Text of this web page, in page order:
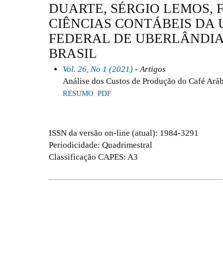
DUARTE, SÉRGIO LEMOS,
CIÊNCIAS CONTÁBEIS DA
FEDERAL DE
BRASIL
Vol. 26, No 1 (2021) - Artigos
Análise dos Custos de Produção do Café
RESUMO PDF
ISSN da versão on-line (atual): 1984-3291
Periodicidade: Quadrimestral
Classificação CAPES: A3